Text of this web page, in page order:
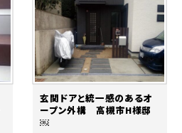
玄関ドアと統一感のあるオ
ープン外構 高槻市H様邸
￼